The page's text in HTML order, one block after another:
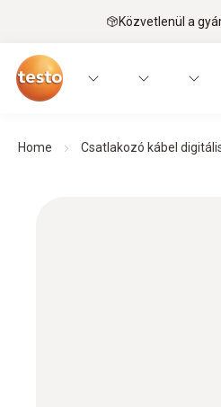
Közvetlenül a
Home Csatlakozó kábel